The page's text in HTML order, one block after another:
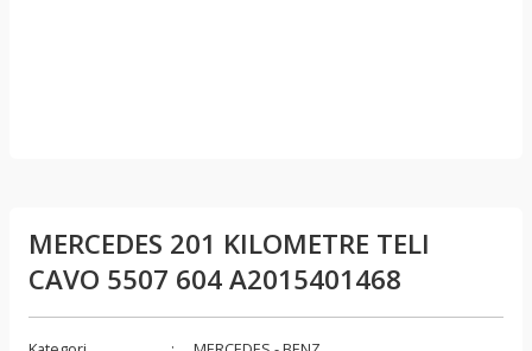
MERCEDES 201 KILOMETRE TELI
CAVO 5507 604 A2015401468